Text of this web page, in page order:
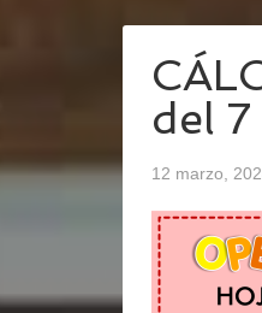
del 7
12 marzo,